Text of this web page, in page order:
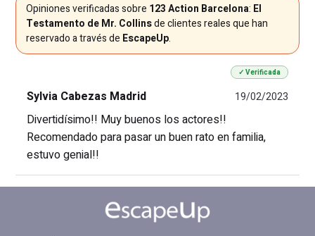
Opiniones verificadas sobre 123 Action Barcelona: El
Testamento de Mr. Collinsde clientes reales que han
reservado a través de EscapeUp.
✓ Verificada
Sylvia Cabezas Madrid 19/02/2023
Divertidísimo!! Muy buenos los actores!!
Recomendado para pasar un buen rato en familia,
estuvo genial!!